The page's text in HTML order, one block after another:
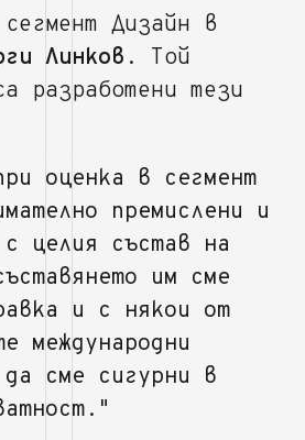
Дизайн в
Линков . Той
разработени тези
оценка в сегмент
премислени и
с целия състав на
им сме
и с някои от
международни
сме сигурни в